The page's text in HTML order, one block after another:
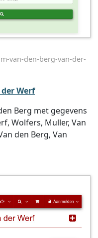
van-den-berg-van-der-
Werf
Berg met gegevens
Wolfers, Muller, Van
den Berg, Van